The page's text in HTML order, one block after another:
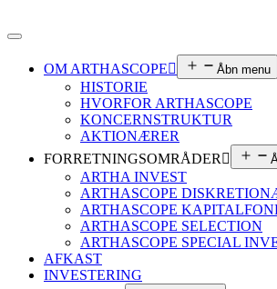
OM ARTHASCOPE Åbn menu
HISTORIE
HVORFOR ARTHASCOPE
KONCERNSTRUKTUR
AKTIONÆRER
FORRETNINGSOMRÅDER
ARTHA INVEST
ARTHASCOPE
ARTHASCOPE
ARTHASCOPE SELECTION
ARTHASCOPE SPECIAL
AFKAST
INVESTERING